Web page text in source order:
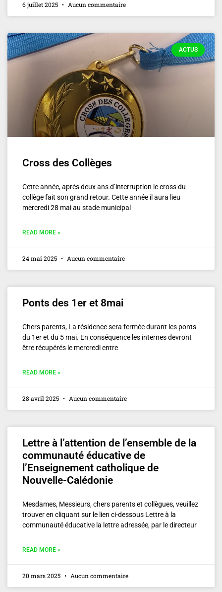
6 juillet 2025 Aucun commentaire
ACTUS
Cross des Collèges
Cette année, après deux ans d’interruption le cross du
collège fait son grand retour. Cette année il aura lieu
mercredi 28 mai au stade municipal
READ MORE »
24 mai 2025 Aucun commentaire
Ponts des 1er et 8mai
Chers parents, La résidence sera fermée durant les ponts
du 1er et du 5 mai. En conséquence les internes devront
être récupérés le mercredi entre
READ MORE »
28 avril 2025 Aucun commentaire
Lettre à l’attention de l’ensemble de la
communauté éducative de
l’Enseignement catholique de
Nouvelle-Calédonie
Mesdames, Messieurs, chers parents et collègues, veuillez
trouver en cliquant sur le lien ci-dessous Lettre à la
communauté éducative la lettre adressée, par le directeur
READ MORE »
20 mars 2025 Aucun commentaire